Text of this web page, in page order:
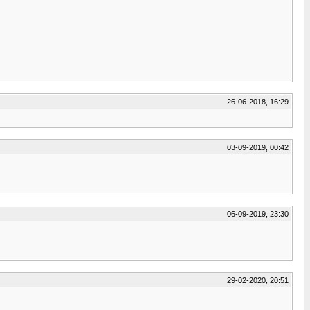
26-06-2018, 16:29
03-09-2019, 00:42
06-09-2019, 23:30
29-02-2020, 20:51